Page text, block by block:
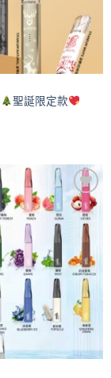
聖誕限定款
Add to
wishlist